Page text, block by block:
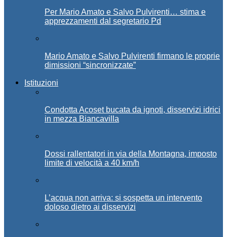
Per Mario Amato e Salvo Pulvirenti… stima e
apprezzamenti dal segretario Pd
Mario Amato e Salvo Pulvirenti firmano le proprie
dimissioni “sincronizzate”
Istituzioni
Condotta Acoset bucata da ignoti, disservizi idrici
in mezza Biancavilla
Dossi rallentatori in via della Montagna, imposto
limite di velocità a 40 km/h
L’acqua non arriva: si sospetta un intervento
doloso dietro ai disservizi